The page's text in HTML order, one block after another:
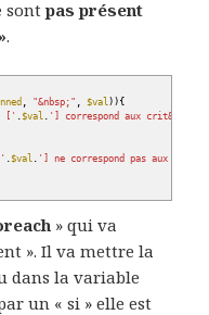
sontpas présent
.
"&nbsp;" $val ) ) {
[' .$val
'] correspond aux
.$val
'] ne correspond pas aux
» qui va
». Il va mettre la
dans la variable
un « si » elle est